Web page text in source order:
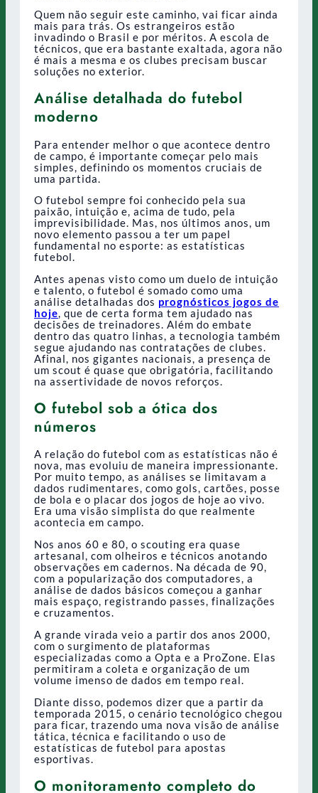
Quem não seguir este caminho, vai ficar ainda
mais para trás. Os estrangeiros estão
invadindo o Brasil e por méritos. A escola de
técnicos, que era bastante exaltada, agora não
é mais a mesma e os clubes precisam buscar
soluções no exterior.
Análise detalhada do futebol
moderno
Para entender melhor o que acontece dentro
de campo, é importante começar pelo mais
simples, definindo os momentos cruciais de
uma partida.
O futebol sempre foi conhecido pela sua
paixão, intuição e, acima de tudo, pela
imprevisibilidade. Mas, nos últimos anos, um
novo elemento passou a ter um papel
fundamental no esporte: as estatísticas
futebol.
Antes apenas visto como um duelo de intuição
e talento, o futebol é somado como uma
análise detalhadas dos prognósticos jogos de
hoje, que de certa forma tem ajudado nas
decisões de treinadores. Além do embate
dentro das quatro linhas, a tecnologia também
segue ajudando nas contratações de clubes.
Afinal, nos gigantes nacionais, a presença de
um scout é quase que obrigatória, facilitando
na assertividade de novos reforços.
O futebol sob a ótica dos
números
A relação do futebol com as estatísticas não é
nova, mas evoluiu de maneira impressionante.
Por muito tempo, as análises se limitavam a
dados rudimentares, como gols, cartões, posse
de bola e o placar dos jogos de hoje ao vivo.
Era uma visão simplista do que realmente
acontecia em campo.
Nos anos 60 e 80, o scouting era quase
artesanal, com olheiros e técnicos anotando
observações em cadernos. Na década de 90,
com a popularização dos computadores, a
análise de dados básicos começou a ganhar
mais espaço, registrando passes, finalizações
e cruzamentos.
A grande virada veio a partir dos anos 2000,
com o surgimento de plataformas
especializadas como a Opta e a ProZone. Elas
permitiram a coleta e organização de um
volume imenso de dados em tempo real.
Diante disso, podemos dizer que a partir da
temporada 2015, o cenário tecnológico chegou
para ficar, trazendo uma nova visão de análise
tática, técnica e facilitando o uso de
estatísticas de futebol para apostas
esportivas.
O monitoramento completo do